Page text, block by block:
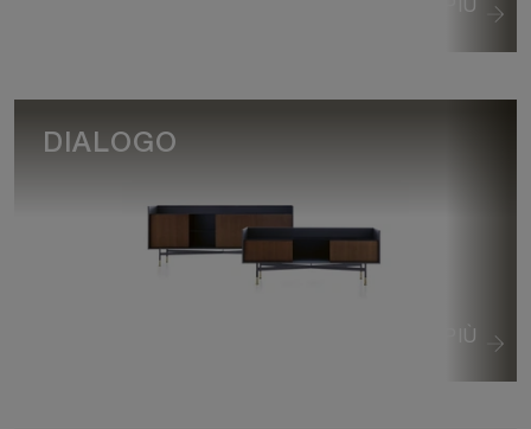
VEDI DI PIÙ
VEDI DI PIÙ
DIALOGO